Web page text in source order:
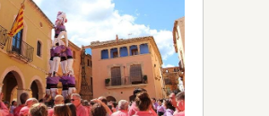
Esports
Noticies